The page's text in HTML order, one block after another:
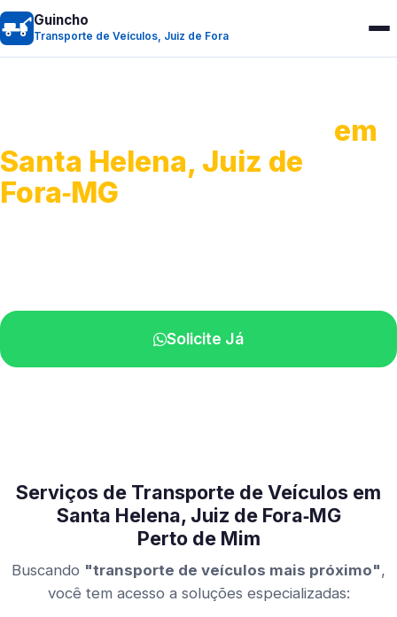
Guincho
Transporte de Veículos, Juiz de Fora
em
Santa Helena, Juiz de
Fora‑MG
Solicite Já
Serviços de Transporte de Veículos em
Santa Helena, Juiz de Fora‑MG
Perto de Mim
Buscando "transporte de veículos mais próximo",
você tem acesso a soluções especializadas: